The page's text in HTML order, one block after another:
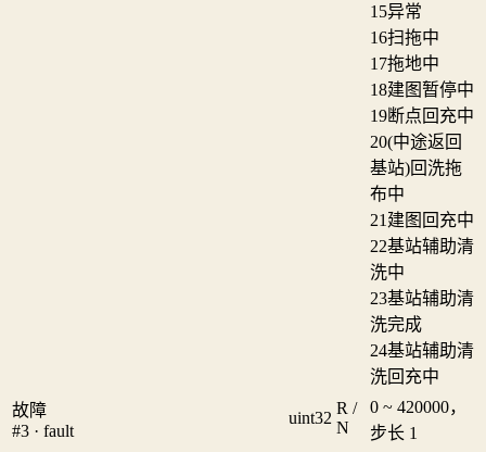
15异常
16扫拖中
17拖地中
18建图暂停中
19断点回充中
20(中途返回
基站)回洗拖
布中
21 建图回充中
22基站辅助清
洗中
23基站辅助清
洗完成
24基站辅助清
洗回充中
故障
#3 · fault
uint32
R /
N
0 ~ 420000，
步长 1